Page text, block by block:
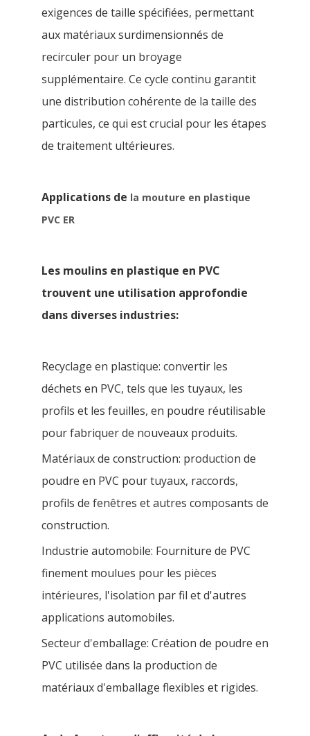
exigences de taille spécifiées, permettant
aux matériaux surdimensionnés de
recirculer pour un broyage
supplémentaire. Ce cycle continu garantit
une distribution cohérente de la taille des
particules, ce qui est crucial pour les étapes
de traitement ultérieures.
Applications de la mouture en plastique
PVC ER
Les moulins en plastique en PVC
trouvent une utilisation approfondie
dans diverses industries:
Recyclage en plastique: convertir les
déchets en PVC, tels que les tuyaux, les
profils et les feuilles, en poudre réutilisable
pour fabriquer de nouveaux produits.
Matériaux de construction: production de
poudre en PVC pour tuyaux, raccords,
profils de fenêtres et autres composants de
construction.
Industrie automobile: Fourniture de PVC
finement moulues pour les pièces
intérieures, l'isolation par fil et d'autres
applications automobiles.
Secteur d'emballage: Création de poudre en
PVC utilisée dans la production de
matériaux d'emballage flexibles et rigides.